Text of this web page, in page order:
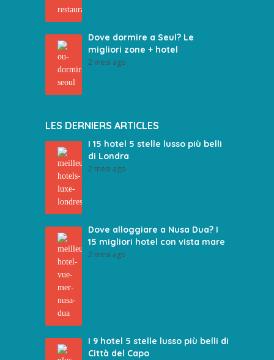
Dove dormire a Seul? Le
migliori zone + hotel
2 mesi ago
LES DERNIERS ARTICLES
I 15 hotel 5 stelle lusso più belli
di Londra
2 mesi ago
Dove alloggiare a Nusa Dua? I
15 migliori hotel con vista mare
2 mesi ago
I 9 hotel 5 stelle lusso più belli di
Città del Capo